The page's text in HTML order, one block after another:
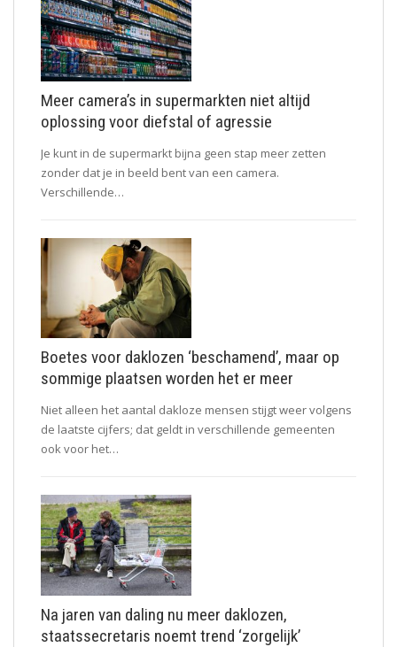
Meer camera’s in supermarkten niet altijd
oplossing voor diefstal of agressie
Je kunt in de supermarkt bijna geen stap meer zetten
zonder dat je in beeld bent van een camera.
Verschillende…
Boetes voor daklozen ‘beschamend’, maar op
sommige plaatsen worden het er meer
Niet alleen het aantal dakloze mensen stijgt weer volgens
de laatste cijfers; dat geldt in verschillende gemeenten
ook voor het…
Na jaren van daling nu meer daklozen,
staatssecretaris noemt trend ‘zorgelijk’